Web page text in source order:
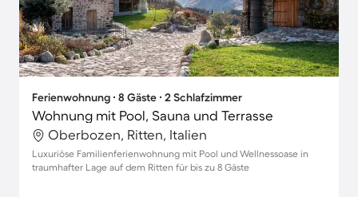
Ferienwohnung ∙ 8 Gäste ∙ 2 Schlafzimmer
Wohnung mit Pool, Sauna und Terrasse
Oberbozen, Ritten, Italien
Luxuriöse Familienferienwohnung mit Pool und Wellnessoase in
traumhafter Lage auf dem Ritten für bis zu 8 Gäste